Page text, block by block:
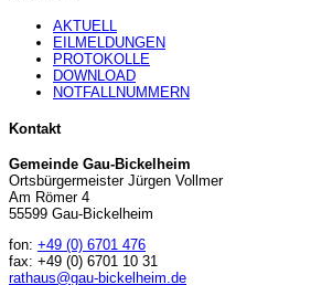
AKTUELL
EILMELDUNGEN
PROTOKOLLE
DOWNLOAD
NOTFALLNUMMERN
Kontakt
Gemeinde Gau-Bickelheim
Ortsbürgermeister Jürgen Vollmer
Am Römer 4
55599 Gau-Bickelheim
fon: +49 (0) 6701 476
fax: +49 (0) 6701 10 31
rathaus@gau-bickelheim.de